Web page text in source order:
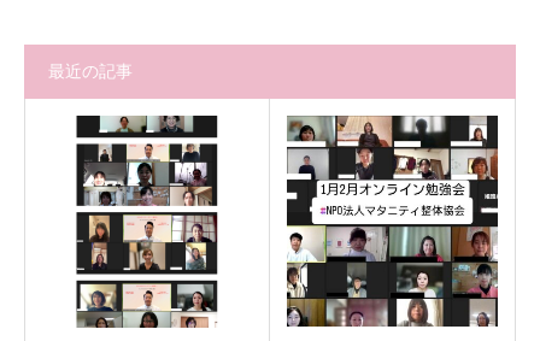
最近の記事